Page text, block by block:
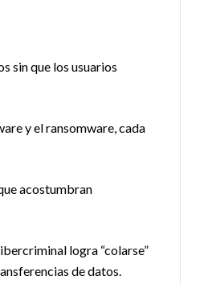
sin que los usuarios
y el ransomware, cada
acostumbran
logra “colarse”
de datos.